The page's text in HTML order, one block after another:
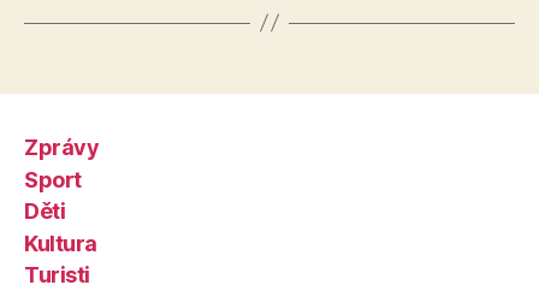
Zprávy
Sport
Děti
Kultura
Turisti